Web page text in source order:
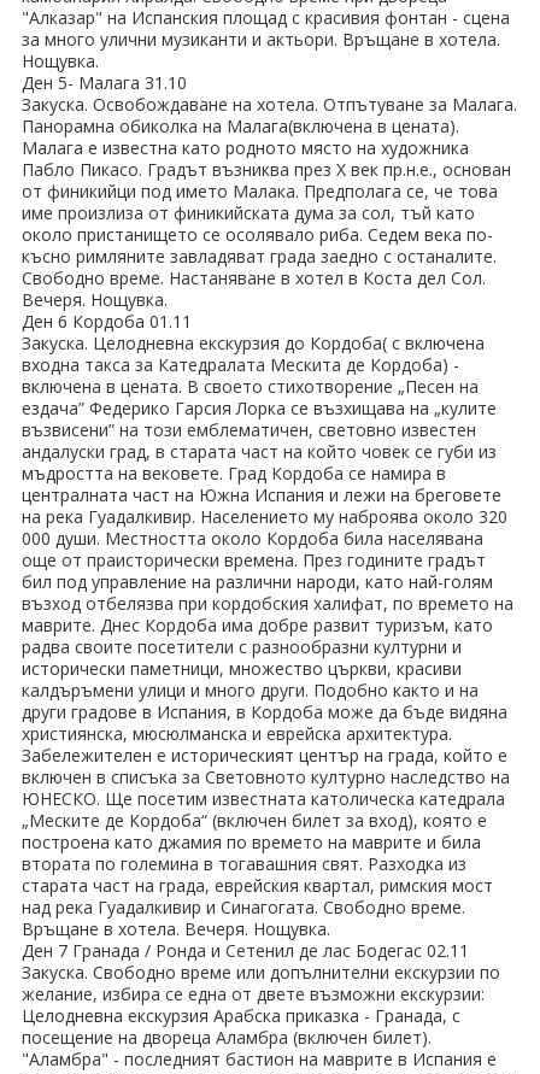
"Алказар" на Испанския площад с красивия фонтан - сцена
за много улични музиканти и актьори. Връщане в хотела.
Нощувка.
Ден 5- Малага 31.10
Закуска. Освобождаване на хотела. Отпътуване за Малага.
Панорамна обиколка на Малага(включена в цената).
Малага е известна като родното място на художника
Пабло Пикасо. Градът възниква през Х век пр.н.е., основан
от финикийци под името Малака. Предполага се, че това
име произлиза от финикийската дума за сол, тъй като
около пристанището се осолявало риба. Седем века по-
късно римляните завладяват града заедно с останалите.
Свободно време. Настаняване в хотел в Коста дел Сол.
Вечеря. Нощувка.
Ден 6 Кордоба 01.11
Закуска. Целодневна екскурзия до Кордоба( с включена
входна такса за Катедралата Мескита де Кордоба) -
включена в цената. В своето стихотворение „Песен на
ездача” Федерико Гарсия Лорка се възхищава на „кулите
възвисени” на този емблематичен, световно известен
андалуски град, в старата част на който човек се губи из
мъдростта на вековете. Град Кордоба се намира в
централната част на Южна Испания и лежи на бреговете
на река Гуадалкивир. Населението му наброява около 320
000 души. Местността около Кордоба била населявана
още от праисторически времена. През годините градът
бил под управление на различни народи, като най-голям
възход отбелязва при кордобския халифат, по времето на
маврите. Днес Кордоба има добре развит туризъм, като
радва своите посетители с разнообразни културни и
исторически паметници, множество църкви, красиви
калдъръмени улици и много други. Подобно както и на
други градове в Испания, в Кордоба може да бъде видяна
християнска, мюсюлманска и еврейска архитектура.
Забележителен е историческият център на града, който е
включен в списъка за Световното културно наследство на
ЮНЕСКО. Ще посетим известната католическа катедрала
„Меските де Кордоба“ (включен билет за вход), която е
построена като джамия по времето на маврите и била
втората по големина в тогавашния свят. Разходка из
старата част на града, еврейския квартал, римския мост
над река Гуадалкивир и Синагогата. Свободно време.
Връщане в хотела. Вечеря. Нощувка.
Ден 7 Гранада / Ронда и Сетенил де лас Бодегас 02.11
Закуска. Свободно време или допълнителни екскурзии по
желание, избира се една от двете възможни екскурзии:
Целодневна екскурзия Арабска приказка - Гранада, с
посещение на двореца Аламбра (включен билет).
"Аламбра" - последният бастион на маврите в Испания е